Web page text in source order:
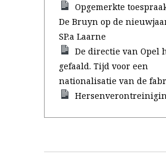
Opgemerkte
De Bruyn op de
SP.a Laarne
De directie van Opel
gefaald. Tijd voor een
nationalisatie van de